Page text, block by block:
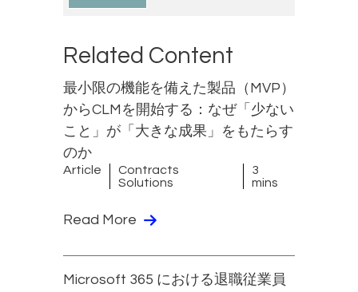
Related Content
最小限の機能を備えた製品（MVP）
からCLMを開始する：なぜ「少ない
こと」が「大きな成果」をもたらす
のか
Article
Contracts
Solutions
3
mins
Read More
Microsoft 365 における退職従業員